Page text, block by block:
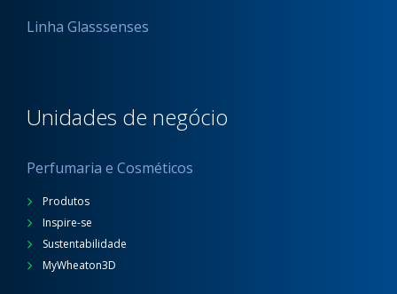
Linha Glasssenses
Unidades de negócio
Perfumaria e Cosméticos
Produtos
Inspire-se
Sustentabilidade
MyWheaton3D